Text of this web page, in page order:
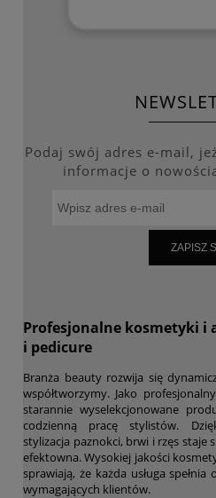
Podaj swój adres e-mail,
informacje o
ZAPISZ
Profesjonalne kosmetyki i
i pedicure
Branża beauty rozwija się
współtworzymy. Jako profesjonalny
starannie wyselekcjonowane
codzienną pracę stylistów.
stylizacja paznokci, brwi i rzęs staje
efektowna. Wysokiej jakości
sprawiają, że każda usługa
wymagających klientów.